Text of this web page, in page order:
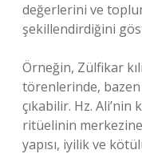
değerlerini ve
şekillendirdiğini
Örneğin, Zülfikar
törenlerinde, bazen
çıkabilir. Hz. Ali’nin
ritüelinin merkezine
yapısı, iyilik ve